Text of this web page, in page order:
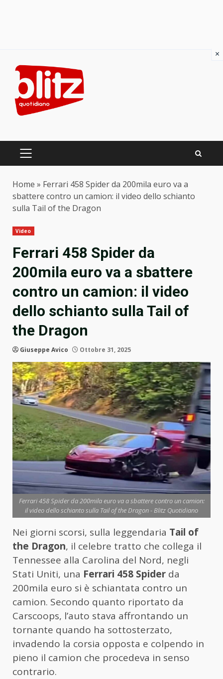
content
PRIMARY
Home » Ferrari 458 Spider da 200mila euro va a
sbattere contro un camion: il video dello schianto
sulla Tail of the Dragon
Video
Ferrari 458 Spider da
200mila euro va a sbattere
contro un camion: il video
dello schianto sulla Tail of
the Dragon
Giuseppe Avico Ottobre 31, 2025
Ferrari 458 Spider da 200mila euro va a sbattere contro un camion:
il video dello schianto sulla Tail of the Dragon - Blitz Quotidiano
Nei giorni scorsi, sulla leggendaria Tail of
the Dragon, il celebre tratto che collega il
Tennessee alla Carolina del Nord, negli
Stati Uniti, una Ferrari 458 Spider da
200mila euro si è schiantata contro un
camion. Secondo quanto riportato da
Carscoops, l’auto stava affrontando un
tornante quando ha sottosterzato,
invadendo la corsia opposta e colpendo in
pieno il camion che procedeva in senso
contrario.
×